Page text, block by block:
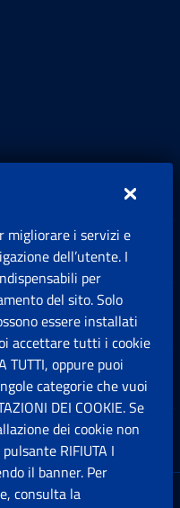
migliorare i servizi e
dell’utente. I
per
del sito. Solo
essere installati
accettare tutti i cookie
TUTTI, oppure puoi
categorie che vuoi
DEI COOKIE. Se
dei cookie non
RIFIUTA I
il banner. Per
consulta la